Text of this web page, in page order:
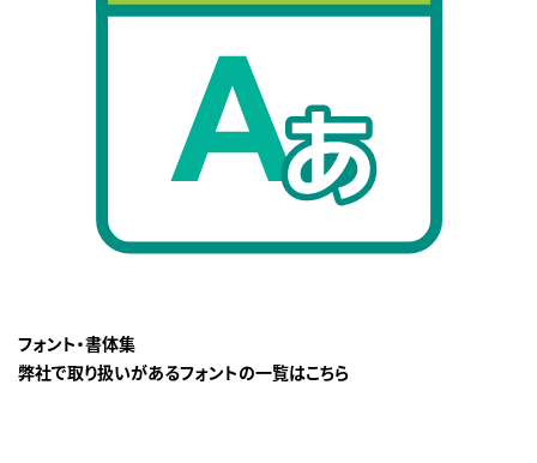
フォント・書体集
弊社で取り扱いがあるフォントの一覧はこちら